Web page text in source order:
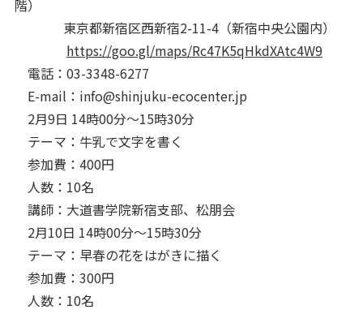
階）
東京都新宿区西新宿2-11-4（新宿中央公園内）
https://goo.gl/maps/Rc47K5qHkdXAtc4W9
電話：03-3348-6277
E-mail：info@shinjuku-ecocenter.jp
2月9日 14時00分～15時30分
テーマ：牛乳で文字を書く
参加費：400円
人数：10名
講師：大道書学院新宿支部、松朋会
2月10日 14時00分～15時30分
テーマ：早春の花をはがきに描く
参加費：300円
人数：10名